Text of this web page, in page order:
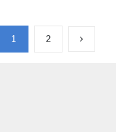
1 2